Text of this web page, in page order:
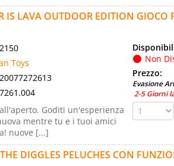
IS LAVA OUTDOOR EDITION GIOCO
Toys
Goditi un'esperienza
mentre tu e i tuoi amici
nuove [...]
Non
Prezzo:
Evasione
2-5 Giorni
DIGGLES PELUCHES CON